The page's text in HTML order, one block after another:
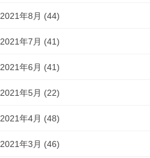
2021年8月 (44)
2021年7月 (41)
2021年6月 (41)
2021年5月 (22)
2021年4月 (48)
2021年3月 (46)